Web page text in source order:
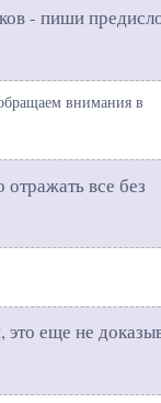
- пиши
внимания в
отражать все без
это еще не